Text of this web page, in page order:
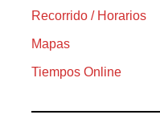
Recorrido / Horarios
Mapas
Tiempos Online